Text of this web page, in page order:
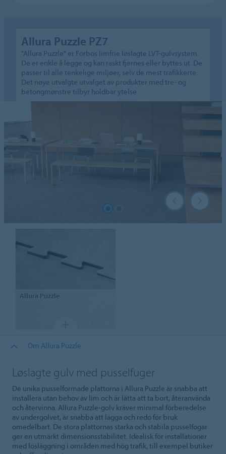
Allura Puzzle PZ7
"Allura Puzzle" er Forbos limfrie løslagte LVT-gulvsystem.
De er enkle å legge og kan raskt fjernes eller byttes ut. De
passer til alle tenkelige miljøer, selv de mest trafikkerte.
Det nøye utvalgte utvalget av produkter med tre- og
betongmønstre tilbyr holdbar ytelse.
Allura Puzzle
Om Allura Puzzle
Løslagte gulv med pusselfuger
De unika pusselformade plattorna i Allura Puzzle är snabba att
installera utan behov av lim och är lätta att ta bort, återanvända
och återvinna. Allura Puzzle-golv kräver minimal förberedelse
av undergolvet, är snabba att lägga och redo för bruk
omedelbart. De stora plattornas starka och stabila pusselfogar
ger en utmärkt dimensionsstabilitet. Idealisk för installationer
med lösläggning i områden med hög trafik, till exempel butiker